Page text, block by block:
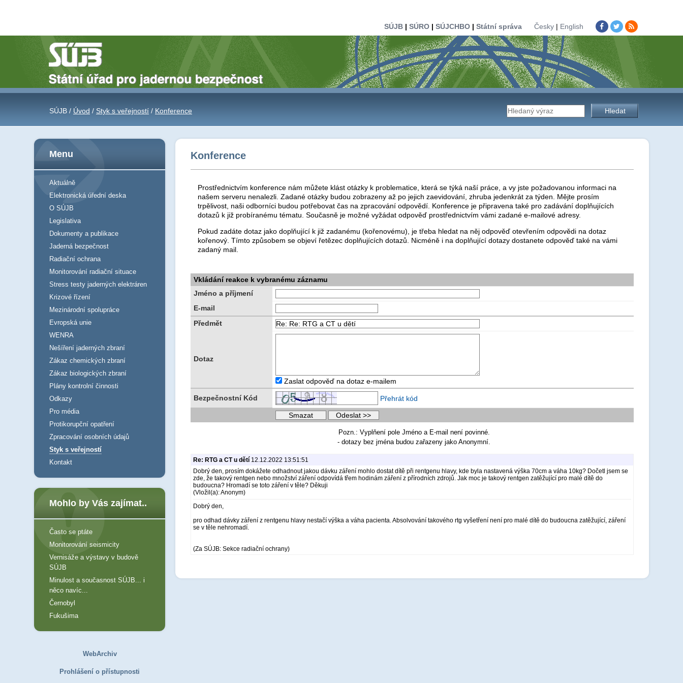
SÚJB| SÚRO| SÚJCHBO| Státní správa Česky| English
SÚJB / Úvod / Styk s veřejností / Konference Vyhledávání
úřadu
Konference
Prostřednictvím konference nám můžete klást otázky k problematice, která se týká naší práce, a vy jste požadovanou informaci na
našem serveru nenalezli. Zadané otázky budou zobrazeny až po jejich zaevidování, zhruba jedenkrát za týden. Mějte prosím
trpělivost, naši odborníci budou potřebovat čas na zpracování odpovědí. Konference je připravena také pro zadávání doplňujících
dotazů k již probíranému tématu. Současně je možné vyžádat odpověď prostřednictvím vámi zadané e-mailové adresy.
Pokud zadáte dotaz jako doplňující k již zadanému (kořenovému), je třeba hledat na něj odpověď otevřením odpovědi na dotaz
kořenový. Tímto způsobem se objeví řetězec doplňujících dotazů. Nicméně i na doplňující dotazy dostanete odpověď také na vámi
zadaný mail.
Vkládání reakce k vybranému záznamu
Jméno a příjmení
E-mail
Předmět
Dotaz
Zaslat odpověď na dotaz e-mailem
Bezpečnostní Kód Přehrát kód
Pozn.: Vyplňení pole Jméno a E-mail není povinné.
- dotazy bez jména budou zařazeny jako Anonymní.
Re: RTG a CT u dětí 12.12.2022 13:51:51
Dobrý den, prosím dokážete odhadnout jakou dávku záření mohlo dostat dítě při rentgenu hlavy, kde byla nastavená výška 70cm a váha 10kg? Dočetl jsem se
zde, že takový rentgen nebo množství záření odpovídá třem hodinám záření z přírodních zdrojů. Jak moc je takový rentgen zatěžující pro malé dítě do
budoucna? Hromadí se toto záření v těle? Děkuji
(Vložil(a): Anonym)
Dobrý den,
pro odhad dávky záření z rentgenu hlavy nestačí výška a váha pacienta. Absolvování takového rtg vyšetření není pro malé dítě do budoucna zatěžující, záření
se v těle nehromadí.
(Za SÚJB: Sekce radiační ochrany)
Menu
Aktuálně
Elektronická úřední deska
O SÚJB
Legislativa
Dokumenty a publikace
Jaderná bezpečnost
Radiační ochrana
Monitorování radiační situace
Stress testy jaderných elektráren
Krizové řízení
Mezinárodní spolupráce
Evropská unie
WENRA
Nešíření jaderných zbraní
Zákaz chemických zbraní
Zákaz biologických zbraní
Plány kontrolní činnosti
Odkazy
Pro média
Protikorupční opatření
Zpracování osobních údajů
Styk s veřejností
Kontakt
Mohlo by Vás zajímat..
Často se ptáte
Monitorování seismicity
Vernisáže a výstavy v budově
SÚJB
Minulost a současnost SÚJB... i
něco navíc...
Černobyl
Fukušima
WebArchiv
Prohlášení o přístupnosti